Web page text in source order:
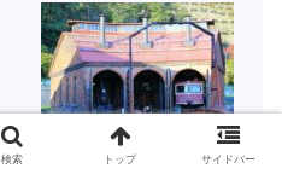
小樽市総合博物館
検索 トップ サイドバー